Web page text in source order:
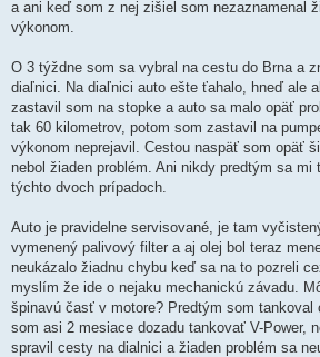
a ani keď som z nej zišiel som nezaznamenal
výkonom.
O 3 týždne som sa vybral na cestu do Brna a
diaľnici. Na diaľnici auto ešte ťahalo, hneď ale
zastavil som na stopke a auto sa malo opäť
tak 60 kilometrov, potom som zastavil na
výkonom neprejavil. Cestou naspäť som opäť
nebol žiaden problém. Ani nikdy predtým sa mi
týchto dvoch prípadoch.
Auto je pravidelne servisované, je tam
vymenený palivový filter a aj olej bol teraz
neukázalo žiadnu chybu keď sa na to pozreli
myslím že ide o nejaku mechanickú závadu.
špinavú časť v motore? Predtým som tankoval
som asi 2 mesiace dozadu tankovať V-Power,
spravil cesty na dialnici a žiaden problém sa